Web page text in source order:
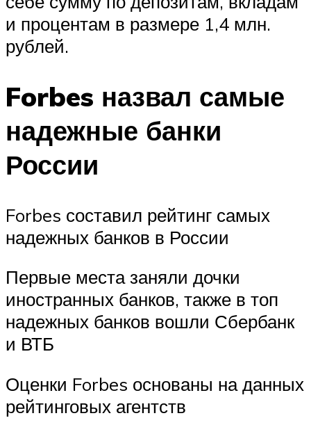
и процентам в размере 1,4 млн.
рублей.
Forbes назвал самые
надежные банки
России
Forbes составил рейтинг самых
надежных банков в России
Первые места заняли дочки
иностранных банков, также в топ
надежных банков вошли Сбербанк
и ВТБ
Оценки Forbes основаны на данных
рейтинговых агентств